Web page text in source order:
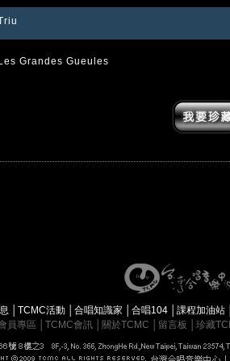
Grandes Gueules
TCMC活動 合唱知識家 合唱104 課程加油站
員專區
TCMC會訊 關於TCMC 留言板 珍藏